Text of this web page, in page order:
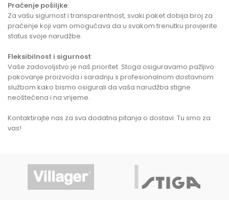
Praćenje pošiljke:
Za vašu sigurnost i transparentnost, svaki paket dobija broj za
praćenje koji vam omogućava da u svakom trenutku provjerite
status svoje narudžbe.
Fleksibilnost i sigurnost:
Vaše zadovoljstvo je naš prioritet. Stoga osiguravamo pažljivo
pakovanje proizvoda i saradnju s profesionalnom dostavnom
službom kako bismo osigurali da vaša narudžba stigne
neoštećena i na vrijeme.
Kontaktirajte nas za sva dodatna pitanja o dostavi. Tu smo za
vas!